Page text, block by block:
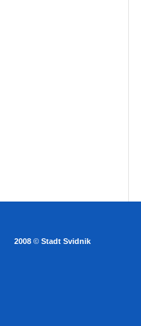
2008 © Stadt Svidnik